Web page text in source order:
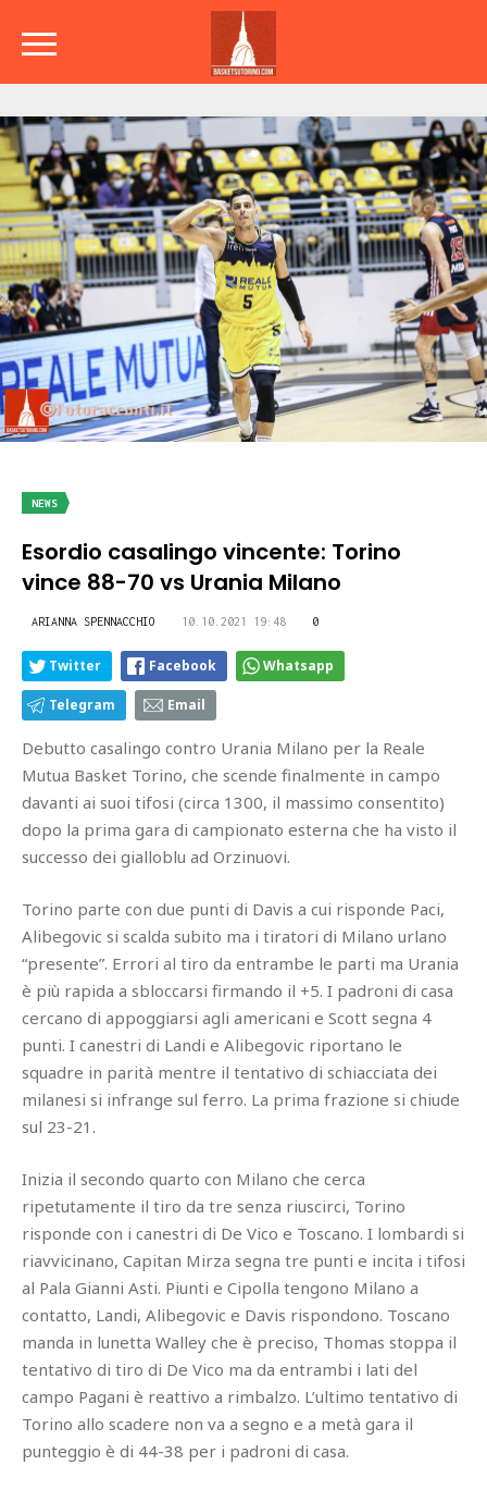
NEWS
Esordio casalingo vincente: Torino
vince 88-70 vs Urania Milano
ARIANNA SPENNACCHIO 10.10.2021 19:48 0
Twitter Facebook Whatsapp
Telegram Email
Debutto casalingo contro Urania Milano per la Reale
Mutua Basket Torino, che scende finalmente in campo
davanti ai suoi tifosi (circa 1300, il massimo consentito)
dopo la prima gara di campionato esterna che ha visto il
successo dei gialloblu ad Orzinuovi.
Torino parte con due punti di Davis a cui risponde Paci,
Alibegovic si scalda subito ma i tiratori di Milano urlano
“presente”. Errori al tiro da entrambe le parti ma Urania
è più rapida a sbloccarsi firmando il +5. I padroni di casa
cercano di appoggiarsi agli americani e Scott segna 4
punti. I canestri di Landi e Alibegovic riportano le
squadre in parità mentre il tentativo di schiacciata dei
milanesi si infrange sul ferro. La prima frazione si chiude
sul 23-21.
Inizia il secondo quarto con Milano che cerca
ripetutamente il tiro da tre senza riuscirci, Torino
risponde con i canestri di De Vico e Toscano. I lombardi si
riavvicinano, Capitan Mirza segna tre punti e incita i tifosi
al Pala Gianni Asti. Piunti e Cipolla tengono Milano a
contatto, Landi, Alibegovic e Davis rispondono. Toscano
manda in lunetta Walley che è preciso, Thomas stoppa il
tentativo di tiro di De Vico ma da entrambi i lati del
campo Pagani è reattivo a rimbalzo. L’ultimo tentativo di
Torino allo scadere non va a segno e a metà gara il
punteggio è di 44-38 per i padroni di casa.